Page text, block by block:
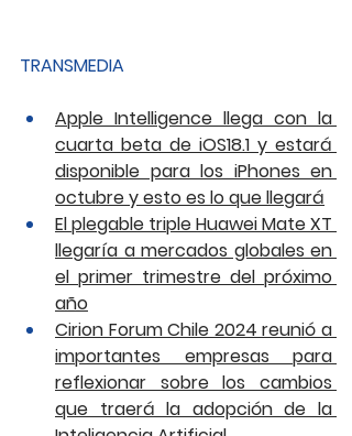
TRANSMEDIA
Apple Intelligence llega con la
cuarta beta de iOS18.1 y estará
disponible para los iPhones en
octubre y esto es lo que llegará
El plegable triple Huawei Mate XT
llegaría a mercados globales en
el primer trimestre del próximo
año
Cirion Forum Chile 2024 reunió a
importantes empresas para
reflexionar sobre los cambios
que traerá la adopción de la